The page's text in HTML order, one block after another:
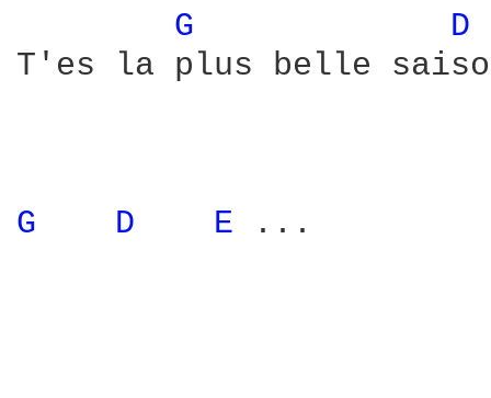
G
D
T'es la plus belle
G D E ...